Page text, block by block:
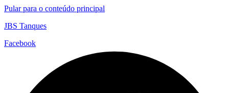
Pular para o conteúdo principal
JBS Tanques
Facebook